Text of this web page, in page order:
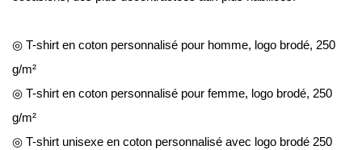
◎ T-shirt en coton personnalisé pour homme, logo brodé, 250
g/m²
◎ T-shirt en coton personnalisé pour femme, logo brodé, 250
g/m²
◎ T-shirt unisexe en coton personnalisé avec logo brodé 250